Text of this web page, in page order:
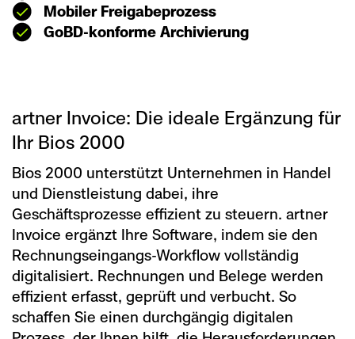
Mobiler Freigabeprozess
GoBD-konforme Archivierung
artner Invoice: Die ideale Ergänzung für
Ihr Bios 2000
Bios 2000 unterstützt Unternehmen in Handel
und Dienstleistung dabei, ihre
Geschäftsprozesse effizient zu steuern. artner
Invoice ergänzt Ihre Software, indem sie den
Rechnungseingangs-Workflow vollständig
digitalisiert. Rechnungen und Belege werden
effizient erfasst, geprüft und verbucht. So
schaffen Sie einen durchgängig digitalen